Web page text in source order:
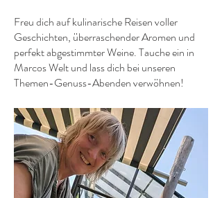
Freu dich auf kulinarische Reisen voller
Geschichten, überraschender Aromen und
perfekt abgestimmter Weine. Tauche ein in
Marcos Weltund lass dich bei unseren
Themen-Genuss-Abenden verwöhnen!